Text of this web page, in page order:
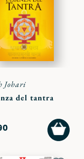
Johari
del tantra
AL